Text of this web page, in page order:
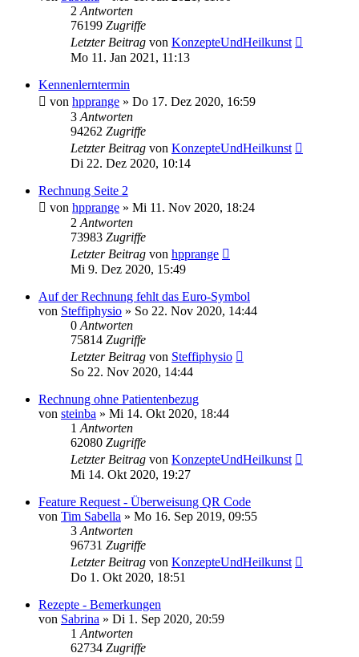
2 Antworten
76199 Zugriffe
Letzter Beitrag von KonzepteUndHeilkunst
Mo 11. Jan 2021, 11:13
Kennenlerntermin
von hpprange » Do 17. Dez 2020, 16:59
3 Antworten
94262 Zugriffe
Letzter Beitrag von KonzepteUndHeilkunst
Di 22. Dez 2020, 10:14
Rechnung Seite 2
von hpprange » Mi 11. Nov 2020, 18:24
2 Antworten
73983 Zugriffe
Letzter Beitrag von hpprange
Mi 9. Dez 2020, 15:49
Auf der Rechnung fehlt das Euro-Symbol
von Steffiphysio » So 22. Nov 2020, 14:44
0 Antworten
75814 Zugriffe
Letzter Beitrag von Steffiphysio
So 22. Nov 2020, 14:44
Rechnung ohne Patientenbezug
von steinba » Mi 14. Okt 2020, 18:44
1 Antworten
62080 Zugriffe
Letzter Beitrag von KonzepteUndHeilkunst
Mi 14. Okt 2020, 19:27
Feature Request - Überweisung QR Code
von Tim Sabella » Mo 16. Sep 2019, 09:55
3 Antworten
96731 Zugriffe
Letzter Beitrag von KonzepteUndHeilkunst
Do 1. Okt 2020, 18:51
Rezepte - Bemerkungen
von Sabrina » Di 1. Sep 2020, 20:59
1 Antworten
62734 Zugriffe